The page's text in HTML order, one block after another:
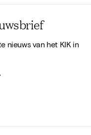
nieuws van het KIK in